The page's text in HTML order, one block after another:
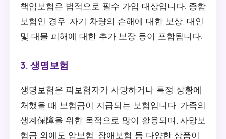
책임보험은 법적으로 필수 가입 대상입니다. 종합
보험인 경우, 자기 차량의 손해에 대한 보상, 대인
및 대물 피해에 대한 추가 보장 등이 포함됩니다.
3. 생명보험
생명보험은 피보험자가 사망하거나 특정 상황에
처했을 때 보험금이 지급되는 보험입니다. 가족의
생계保障을 위한 목적으로 많이 활용되며, 사망보
험금 외에도 암보험, 장애보험 등 다양한 상품이